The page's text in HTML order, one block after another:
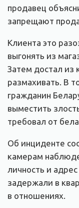
продавец
запрещают
Клиента это
выгонять из
Затем достал из
размахивать. В
гражданин
выместить
требовал от
Об инциденте
камерам
личность и
задержали в
в отношениях.